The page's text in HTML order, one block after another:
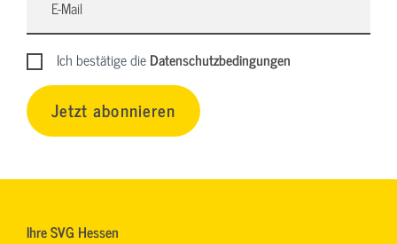
Ich bestätige dieDatenschutzbedingungen
Jetzt abonnieren
Ihre SVG Hessen